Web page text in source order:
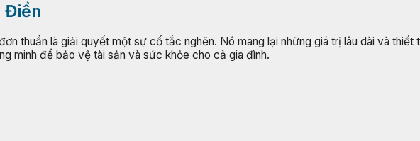
Điền
thuần là giải quyết một sự cố tắc nghẽn. Nó mang lại những giá trị lâu dài và thiết
minh để bảo vệ tài sản và sức khỏe cho cả gia đình.